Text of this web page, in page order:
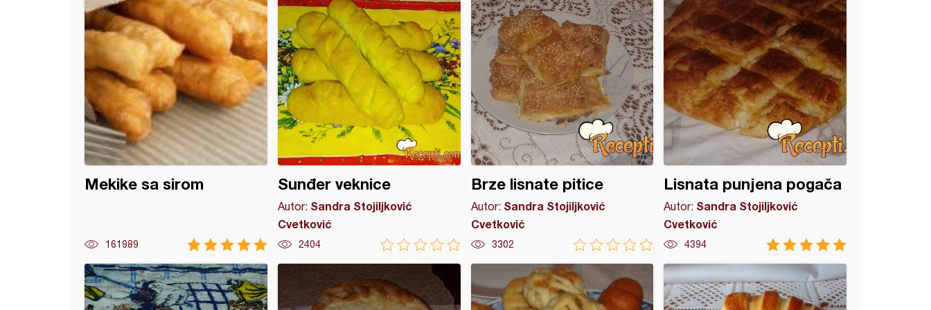
Mekike sa sirom
161989
Sunđer veknice
Autor: Sandra Stojiljković
Cvetković
2404
Brze lisnate pitice
Autor: Sandra Stojiljković
Cvetković
3302
Lisnata punjena pogača
Autor: Sandra Stojiljković
Cvetković
4394
kifle s sirom i spanaćem